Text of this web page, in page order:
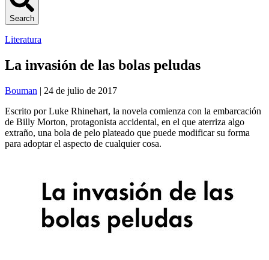
Search
Literatura
La invasión de las bolas peludas
Bouman | 24 de julio de 2017
Escrito por Luke Rhinehart, la novela comienza con la embarcación
de Billy Morton, protagonista accidental, en el que aterriza algo
extraño, una bola de pelo plateado que puede modificar su forma
para adoptar el aspecto de cualquier cosa.